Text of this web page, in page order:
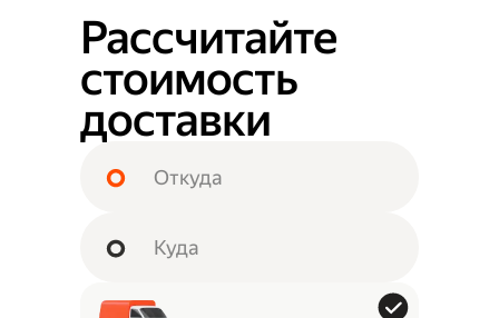
Рассчитайте
стоимость
доставки